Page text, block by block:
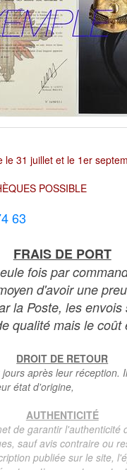
31 juillet et le 1er
POSSIBLE
63
FRAIS DE PORT
fois par
d'avoir une
la Poste, les
qualité mais le coût
DROIT DE RETOUR
après leur
état d'origine,
AUTHENTICITÉ
de garantir
sauf avis contraire ou
publiée sur le site,